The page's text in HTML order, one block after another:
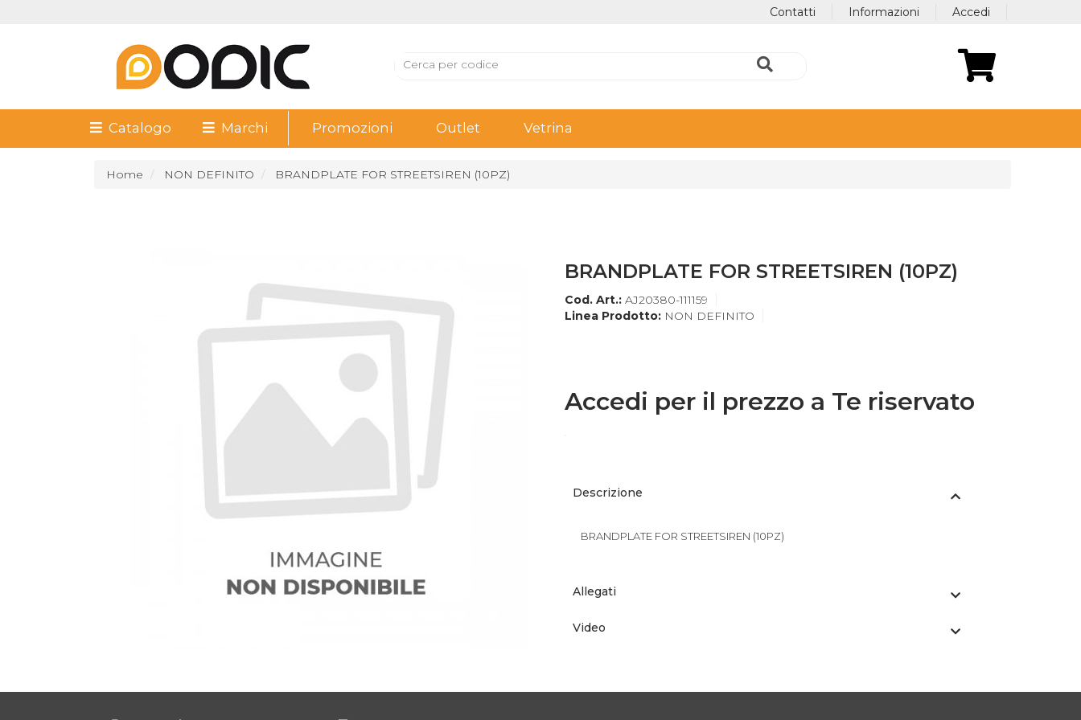
Accedi
Informazioni
Contatti
Catalogo Marchi Promozioni Outlet Vetrina
Home NON DEFINITO BRANDPLATE FOR STREETSIREN (10PZ)
BRANDPLATE FOR STREETSIREN (10PZ)
Cod. Art.: AJ20380-111159
Linea Prodotto: NON DEFINITO
Accedi per il prezzo a Te riservato
Descrizione
BRANDPLATE FOR STREETSIREN (10PZ)
Allegati
Video